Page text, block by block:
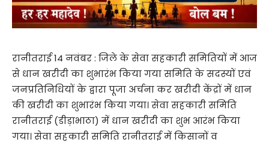
रानीतराई 14 नवंबर : जिले के सेवा सहकारी समितियों में आज
से धान खरीदी का शुभारंभ किया गया समिति के सदस्यों एवं
जनप्रतिनिधियों के द्वारा पूजा अर्चना कर खरीदी केंद्रों में धान
की खरीदी का शुभारंभ किया गया। सेवा सहकारी समिति
रानीतराई (डीड़ाभाठा) में धान खरीदी का शुभ आरंभ किया
गया। सेवा सहकारी समिति रानीतराई में किसानों व